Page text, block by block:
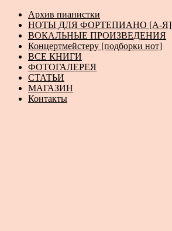
Архив пианистки
НОТЫ ДЛЯ ФОРТЕПИАНО [А-Я]
ВОКАЛЬНЫЕ ПРОИЗВЕДЕНИЯ
Концертмейстеру [подборки нот]
ВСЕ КНИГИ
ФОТОГАЛЕРЕЯ
СТАТЬИ
МАГАЗИН
Контакты